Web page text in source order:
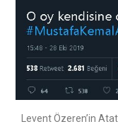
Levent Özeren’in